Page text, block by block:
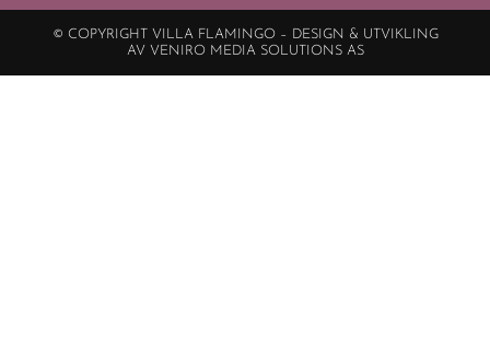
© COPYRIGHT VILLA FLAMINGO – DESIGN & UTVIKLING
AV VENIRO MEDIA SOLUTIONS AS